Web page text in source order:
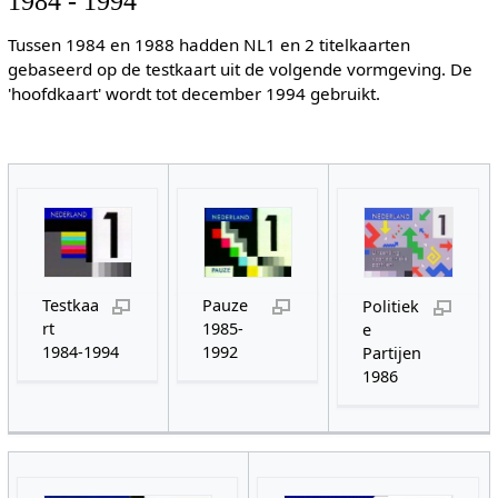
Tussen 1984 en 1988 hadden NL1 en 2 titelkaarten
gebaseerd op de testkaart uit de volgende vormgeving. De
'hoofdkaart' wordt tot december 1994 gebruikt.
Testkaa
rt
1984-1994
Pauze
1985-
1992
Politiek
e
Partijen
1986